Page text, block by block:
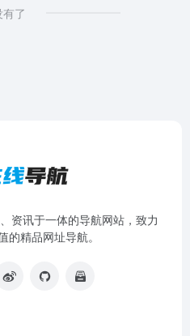
有了
资讯于一体的导航网站，致力
的精品网址导航。